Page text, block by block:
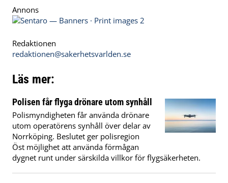
Annons
Redaktionen
redaktionen@sakerhetsvarlden.se
Läs mer:
Polisen får flyga drönare utom synhåll
Polismyndigheten får använda drönare
utom operatörens synhåll över delar av
Norrköping. Beslutet ger polisregion
Öst möjlighet att använda förmågan
dygnet runt under särskilda villkor för flygsäkerheten.